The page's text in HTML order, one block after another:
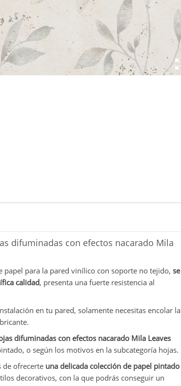
difuminadas con efectos nacarado Mila
papel para la pared vinílico con soporte no tejido, se
calidad, presenta una fuerte resistencia al
en tu pared, solamente necesitas encolar la
difuminadas con efectos nacarado Mila Leaves
o según los motivos en la subcategoría hojas.
de ofrecerte una delicada colección de papel pintado
decorativos, con la que podrás conseguir un